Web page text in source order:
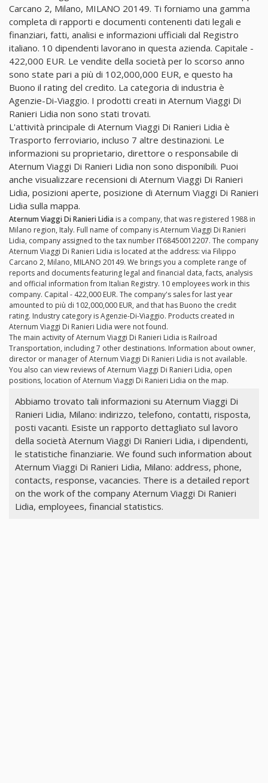
Carcano 2, Milano, MILANO 20149. Ti forniamo una gamma
completa di rapporti e documenti contenenti dati legali e
finanziari, fatti, analisi e informazioni ufficiali dal Registro
italiano. 10 dipendenti lavorano in questa azienda. Capitale -
422,000 EUR. Le vendite della società per lo scorso anno
sono state pari a più di 102,000,000 EUR, e questo ha
Buono il rating del credito. La categoria di industria è
Agenzie-Di-Viaggio. I prodotti creati in Aternum Viaggi Di
Ranieri Lidia non sono stati trovati.
L'attività principale di Aternum Viaggi Di Ranieri Lidia è
Trasporto ferroviario, incluso 7 altre destinazioni. Le
informazioni su proprietario, direttore o responsabile di
Aternum Viaggi Di Ranieri Lidia non sono disponibili. Puoi
anche visualizzare recensioni di Aternum Viaggi Di Ranieri
Lidia, posizioni aperte, posizione di Aternum Viaggi Di Ranieri
Lidia sulla mappa.
Aternum Viaggi Di Ranieri Lidia is a company, that was registered 1988 in
Milano region, Italy. Full name of company is Aternum Viaggi Di Ranieri
Lidia, company assigned to the tax number IT68450012207. The company
Aternum Viaggi Di Ranieri Lidia is located at the address: via Filippo
Carcano 2, Milano, MILANO 20149. We brings you a complete range of
reports and documents featuring legal and financial data, facts, analysis
and official information from Italian Registry. 10 employees work in this
company. Capital - 422,000 EUR. The company's sales for last year
amounted to più di 102,000,000 EUR, and that has Buono the credit
rating. Industry category is Agenzie-Di-Viaggio. Products created in
Aternum Viaggi Di Ranieri Lidia were not found.
The main activity of Aternum Viaggi Di Ranieri Lidia is Railroad
Transportation, including 7 other destinations. Information about owner,
director or manager of Aternum Viaggi Di Ranieri Lidia is not available.
You also can view reviews of Aternum Viaggi Di Ranieri Lidia, open
positions, location of Aternum Viaggi Di Ranieri Lidia on the map.
Abbiamo trovato tali informazioni su Aternum Viaggi Di
Ranieri Lidia, Milano: indirizzo, telefono, contatti, risposta,
posti vacanti. Esiste un rapporto dettagliato sul lavoro
della società Aternum Viaggi Di Ranieri Lidia, i dipendenti,
le statistiche finanziarie. We found such information about
Aternum Viaggi Di Ranieri Lidia, Milano: address, phone,
contacts, response, vacancies. There is a detailed report
on the work of the company Aternum Viaggi Di Ranieri
Lidia, employees, financial statistics.